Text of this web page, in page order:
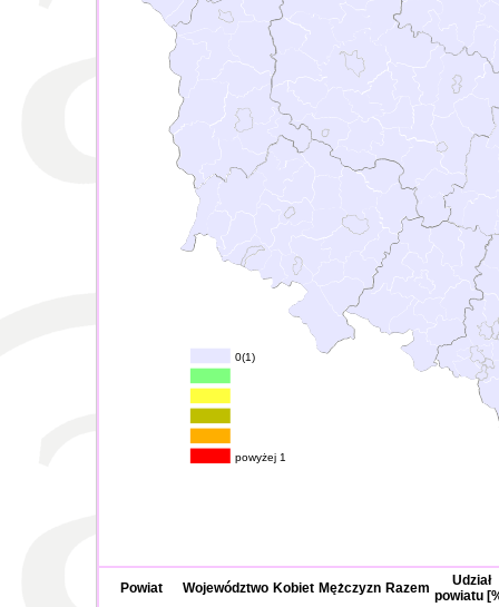
0(1)
powyżej 1
Powiat Województwo Kobiet Mężczyzn Razem
Udział
powiatu